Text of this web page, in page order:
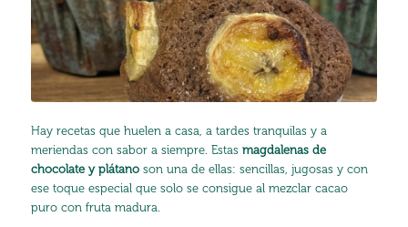
Hay recetas que huelen a casa, a tardes tranquilas y a
meriendas con sabor a siempre. Estas magdalenas de
chocolate y plátanoson una de ellas: sencillas, jugosas y con
ese toque especial que solo se consigue al mezclar cacao
puro con fruta madura.